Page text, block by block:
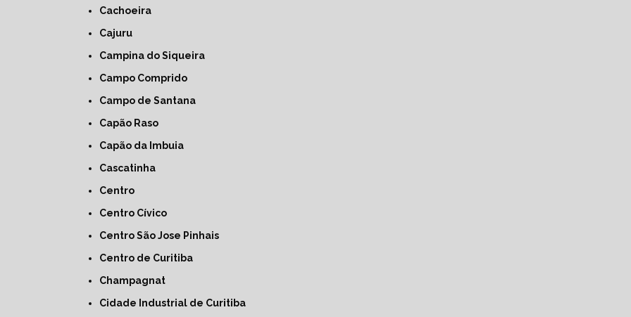
Cachoeira
Cajuru
Campina do Siqueira
Campo Comprido
Campo de Santana
Capão Raso
Capão da Imbuia
Cascatinha
Centro
Centro Cívico
Centro São Jose Pinhais
Centro de Curitiba
Champagnat
Cidade Industrial de Curitiba